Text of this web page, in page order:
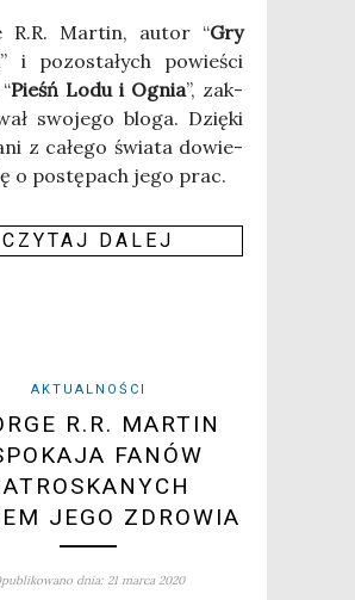
R.R. Mar­tin, autor “Gry
” i pozo­sta­łych powie­ści
Pieśń Lodu i Ognia”, zak­
swo­je­go blo­ga. Dzię­ki
z całe­go świa­ta dowie­
o postę­pach jego prac.
CZY­TAJ DALEJ
AKTUALNOŚCI
R.R. MARTIN
FANÓW
JEGO ZDROWIA
dnia: 21 marca 2020